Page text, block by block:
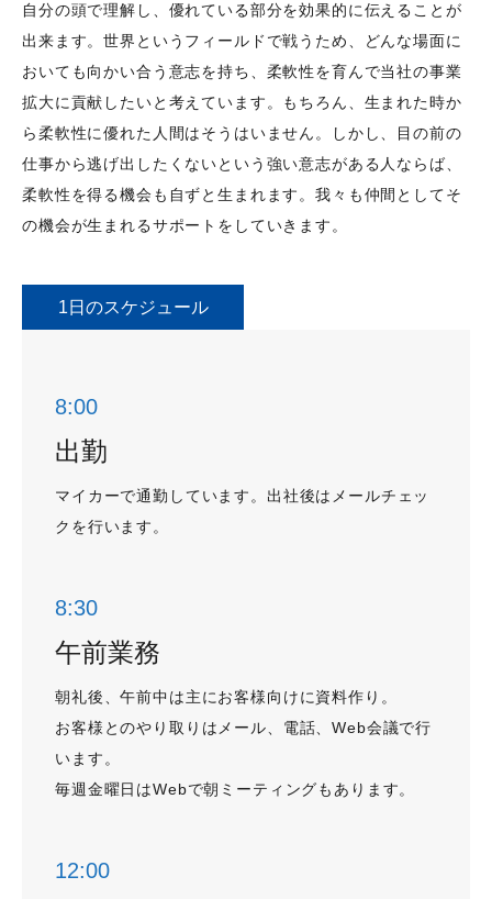
自分の頭で理解し、優れている部分を効果的に伝えることが
出来ます。世界というフィールドで戦うため、どんな場面に
おいても向かい合う意志を持ち、柔軟性を育んで当社の事業
拡大に貢献したいと考えています。もちろん、生まれた時か
ら柔軟性に優れた人間はそうはいません。しかし、目の前の
仕事から逃げ出したくないという強い意志がある人ならば、
柔軟性を得る機会も自ずと生まれます。我々も仲間としてそ
の機会が生まれるサポートをしていきます。
1日のスケジュール
8:00
出勤
マイカーで通勤しています。出社後はメールチェッ
クを行います。
8:30
午前業務
朝礼後、午前中は主にお客様向けに資料作り。
お客様とのやり取りはメール、電話、Web会議で行
います。
毎週金曜日はWebで朝ミーティングもあります。
12:00